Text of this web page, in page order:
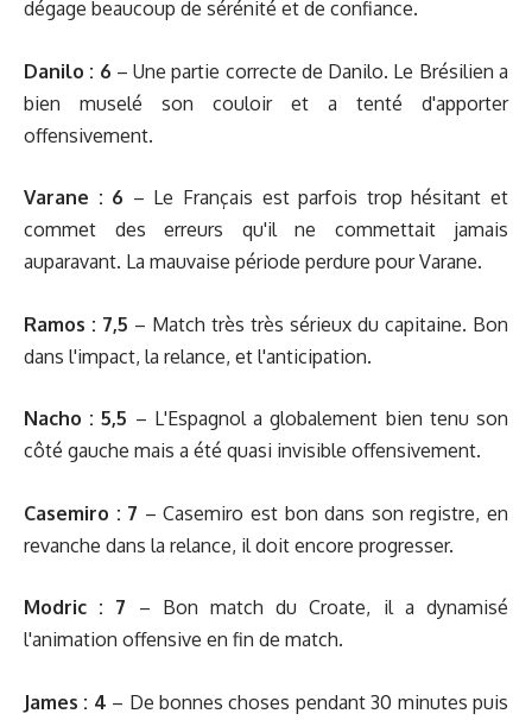
dégage beaucoup de sérénité et de confiance.
Danilo : 6 – Une partie correcte de Danilo. Le Brésilien a
bien muselé son couloir et a tenté d'apporter
offensivement.
Varane : 6 – Le Français est parfois trop hésitant et
commet des erreurs qu'il ne commettait jamais
auparavant. La mauvaise période perdure pour Varane.
Ramos : 7,5 – Match très très sérieux du capitaine. Bon
dans l'impact, la relance, et l'anticipation.
Nacho : 5,5 – L'Espagnol a globalement bien tenu son
côté gauche mais a été quasi invisible offensivement.
Casemiro : 7 – Casemiro est bon dans son registre, en
revanche dans la relance, il doit encore progresser.
Modric : 7 – Bon match du Croate, il a dynamisé
l'animation offensive en fin de match.
James : 4 – De bonnes choses pendant 30 minutes puis